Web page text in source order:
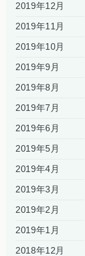
2019年12月
2019年11月
2019年10月
2019年9月
2019年8月
2019年7月
2019年6月
2019年5月
2019年4月
2019年3月
2019年2月
2019年1月
2018年12月